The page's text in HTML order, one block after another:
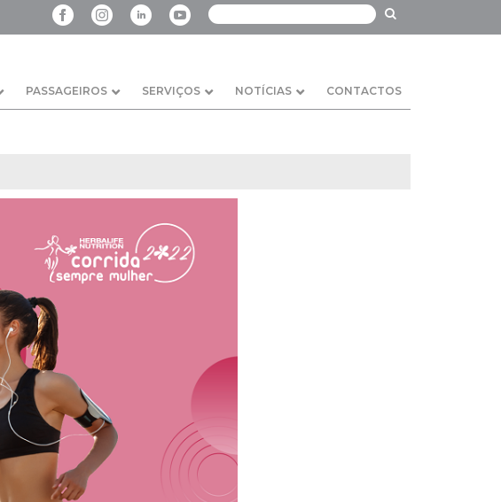
PASSAGEIROS SERVIÇOS NOTÍCIAS CONTACTOS